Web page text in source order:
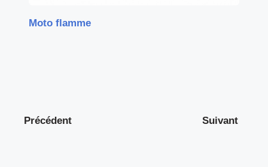
Moto flamme
Précédent Suivant